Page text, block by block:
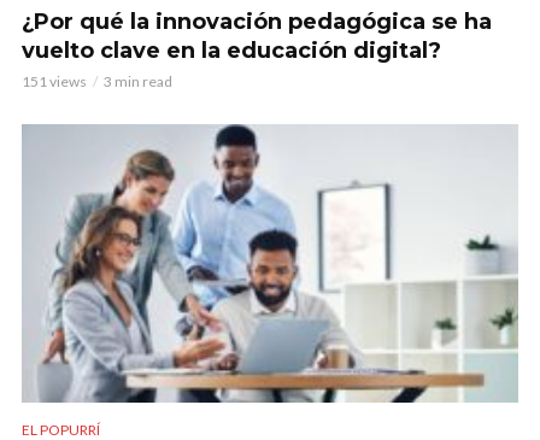
¿Por qué la innovación pedagógica se ha
vuelto clave en la educación digital?
151 views 3 min read
EL POPURRÍ